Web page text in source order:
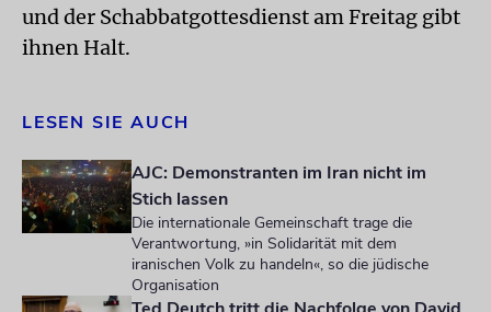
und der Schabbatgottesdienst am Freitag gibt
ihnen Halt.
LESEN SIE AUCH
AJC: Demonstranten im Iran nicht im
Stich lassen
Die internationale Gemeinschaft trage die
Verantwortung, »in Solidarität mit dem
iranischen Volk zu handeln«, so die jüdische
Organisation